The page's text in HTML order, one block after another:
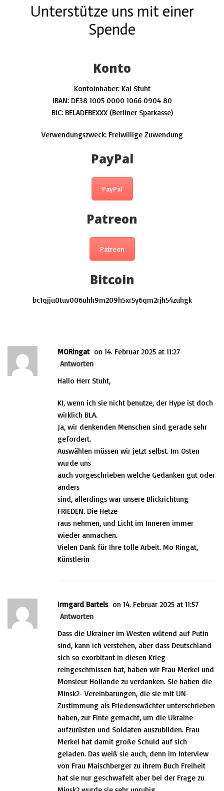
Unterstütze uns mit einer
Spende
Konto
Kontoinhaber: Kai Stuht
IBAN: DE38 1005 0000 1066 0904 80
BIC: BELADEBEXXX (Berliner Sparkasse)
Verwendungszweck: Freiwillige Zuwendung
PayPal
PayPal
Patreon
Patreon
Bitcoin
bc1qjju0tuv006uhh9m209h5xr5y6qm2rjh54zuhgk
MORingat on 14. Februar 2025 at 11:27
Antworten
Hallo Herr Stuht,
KI, wenn ich sie nicht benutze, der Hype ist doch
wirklich BLA.
Ja, wir denkenden Menschen sind gerade sehr
gefordert.
Auswählen müssen wir jetzt selbst. Im Osten
wurde uns
auch vorgeschrieben welche Gedanken gut oder
anders
sind, allerdings war unsere Blickrichtung
FRIEDEN. Die Hetze
raus nehmen, und Licht im Inneren immer
wieder anmachen.
Vielen Dank für Ihre tolle Arbeit. Mo Ringat,
Künstlerin
Irmgard Bartels on 14. Februar 2025 at 11:57
Antworten
Dass die Ukrainer im Westen wütend auf Putin
sind, kann ich verstehen, aber dass Deutschland
sich so exorbitant in diesen Krieg
reingeschmissen hat, haben wir Frau Merkel und
Monsieur Hollande zu verdanken. Sie haben die
Minsk2- Vereinbarungen, die sie mit UN-
Zustimmung als Friedenswächter unterschrieben
haben, zur Finte gemacht, um die Ukraine
aufzurüsten und Soldaten auszubilden. Frau
Merkel hat damit große Schuld auf sich
geladen. Das weiß sie auch, denn im Interview
von Frau Maischberger zu ihrem Buch Freiheit
hat sie nur geschwafelt aber bei der Frage zu